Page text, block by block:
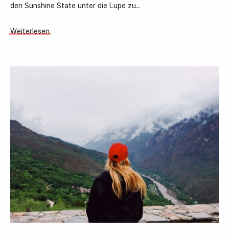
den Sunshine State unter die Lupe zu…
Weiterlesen